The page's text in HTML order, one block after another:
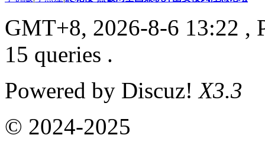
GMT+8, 2026-8-6 13:22 ,
15 queries .
Powered by Discuz!X3.3
© 2024-2025